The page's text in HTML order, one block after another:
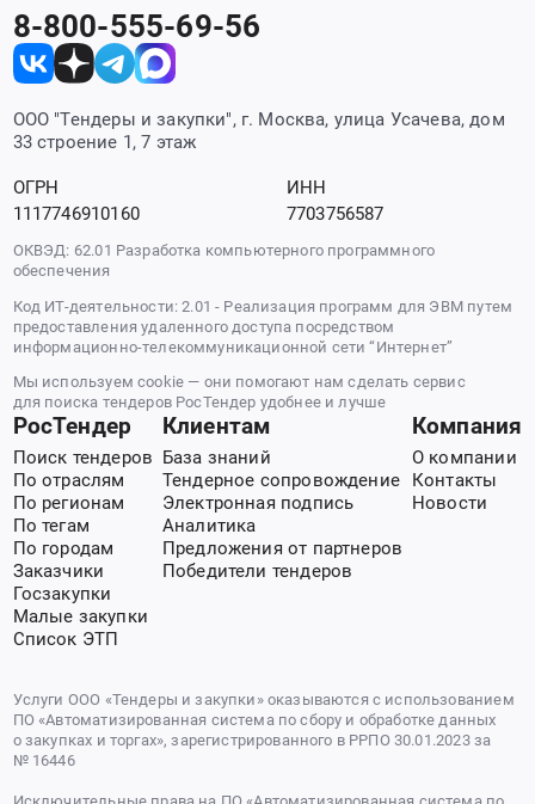
8-800-555-69-56
ООО "Тендеры и закупки", г. Москва, улица Усачева, дом
33 строение 1, 7 этаж
ОГРН
1117746910160
ИНН
7703756587
ОКВЭД: 62.01 Разработка компьютерного программного
обеспечения
Код ИТ-деятельности: 2.01 - Реализация программ для ЭВМ путем
предоставления удаленного доступа посредством
информационно-телекоммуникационной сети “Интернет”
Мы используем cookie — они помогают нам сделать сервис
для поиска тендеров РосТендер удобнее и лучше
РосТендер
Поиск тендеров
По отраслям
По регионам
По тегам
По городам
Заказчики
Госзакупки
Малые закупки
Список ЭТП
Клиентам
База знаний
Тендерное сопровождение
Электронная подпись
Аналитика
Предложения от партнеров
Победители тендеров
Компания
О компании
Контакты
Новости
Услуги ООО «Тендеры и закупки» оказываются с использованием
ПО «Автоматизированная система по сбору и обработке данных
о закупках и торгах», зарегистрированного в РРПО 30.01.2023 за
№ 16446